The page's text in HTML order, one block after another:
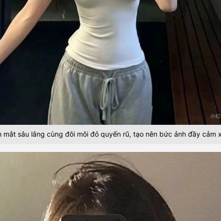
mắt sâu lắng cùng đôi môi đỏ quyến rũ, tạo nên bức ảnh đầy cảm